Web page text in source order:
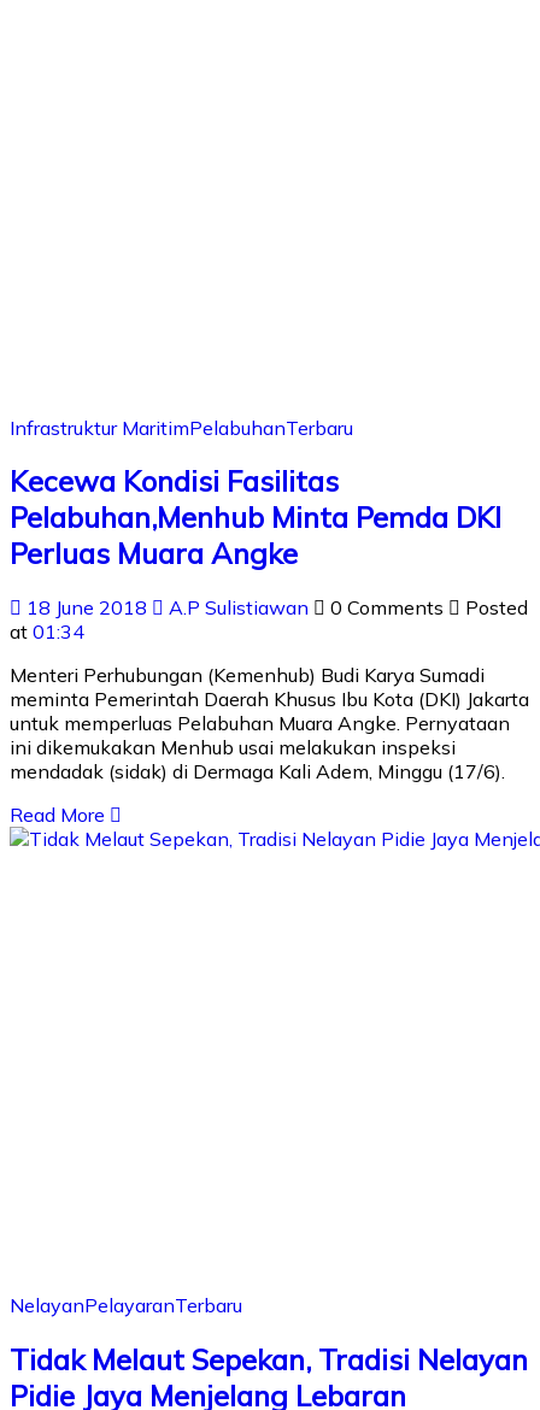
Infrastruktur MaritimPelabuhanTerbaru
Kecewa Kondisi Fasilitas
Pelabuhan,Menhub Minta Pemda DKI
Perluas Muara Angke
18 June 2018 A.P Sulistiawan 0 Comments
Posted
at 01:34
Menteri Perhubungan (Kemenhub) Budi Karya Sumadi
meminta Pemerintah Daerah Khusus Ibu Kota (DKI) Jakarta
untuk memperluas Pelabuhan Muara Angke. Pernyataan
ini dikemukakan Menhub usai melakukan inspeksi
mendadak (sidak) di Dermaga Kali Adem, Minggu (17/6).
Read More
NelayanPelayaranTerbaru
Tidak Melaut Sepekan, Tradisi Nelayan
Pidie Jaya Menjelang Lebaran